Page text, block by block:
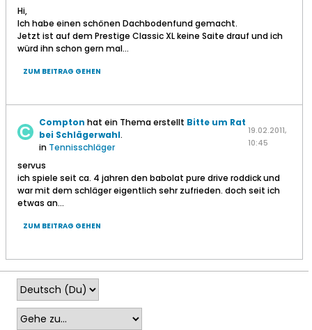
Hi,
Ich habe einen schönen Dachbodenfund gemacht.
Jetzt ist auf dem Prestige Classic XL keine Saite drauf und ich
würd ihn schon gern mal...
ZUM BEITRAG GEHEN
Compton hat ein Thema erstellt Bitte um Rat
bei Schlägerwahl.
in Tennisschläger
19.02.2011,
10:45
servus
ich spiele seit ca. 4 jahren den babolat pure drive roddick und
war mit dem schläger eigentlich sehr zufrieden. doch seit ich
etwas an...
ZUM BEITRAG GEHEN